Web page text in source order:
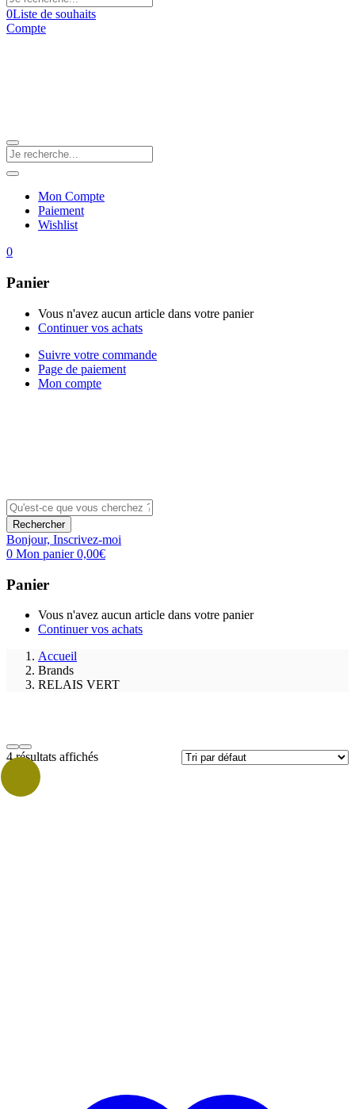
0Liste de souhaits
Compte
Mon Compte
Paiement
Wishlist
0
Panier
Vous n'avez aucun article dans votre panier
Continuer vos achats
Suivre votre commande
Page de paiement
Mon compte
Rechercher
Bonjour, Inscrivez-moi
0 Mon panier0,00€
Panier
Vous n'avez aucun article dans votre panier
Continuer vos achats
Accueil
Brands
RELAIS VERT
Prix
4 résultats affichés